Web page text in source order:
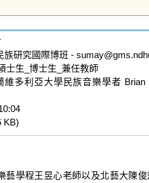
研究國際博班 -
士生_博士生_兼任教師
多利亞大學民族音樂學者 Brian
KB)
藝學程王昱心老師以及北藝大陳